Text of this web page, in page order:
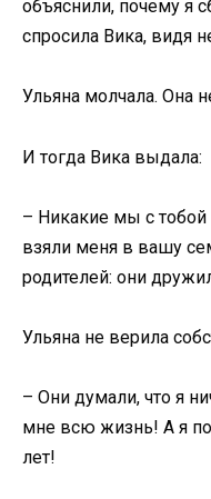
объяснили, почему я
спросила Вика, видя
Ульяна молчала. Она
И тогда Вика выдала:
– Никакие мы с тобой
взяли меня в вашу
родителей: они
Ульяна не верила
– Они думали, что я
мне всю жизнь! А я
лет!